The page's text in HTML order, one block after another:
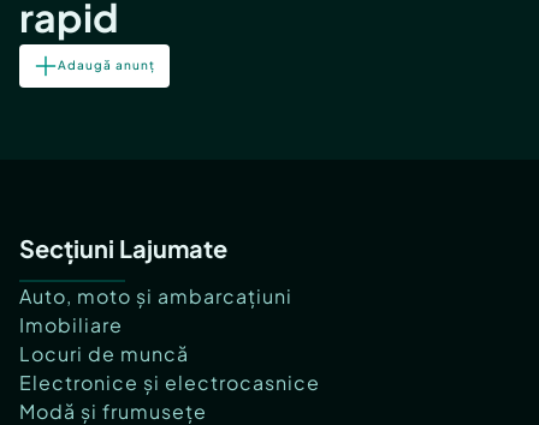
rapid
Adaugă anunț
Secțiuni Lajumate
Auto, moto și ambarcațiuni
Imobiliare
Locuri de muncă
Electronice și electrocasnice
Modă și frumusețe